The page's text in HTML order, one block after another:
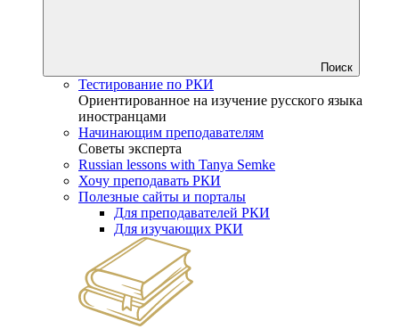
Поиск
Тестирование по РКИ
Ориентированное на изучение русского языка
иностранцами
Начинающим преподавателям
Советы эксперта
Russian lessons with Tanya Semke
Хочу преподавать РКИ
Полезные сайты и порталы
Для преподавателей РКИ
Для изучающих РКИ